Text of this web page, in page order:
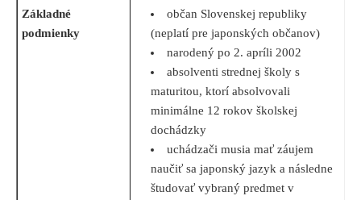
Základné
podmienky
občan Slovenskej republiky
(neplatí pre japonských občanov)
narodený po 2. apríli 2002
absolventi strednej školy s
maturitou, ktorí absolvovali
minimálne 12 rokov školskej
dochádzky
uchádzači musia mať záujem
naučiť sa japonský jazyk a následne
študovať vybraný predmet v